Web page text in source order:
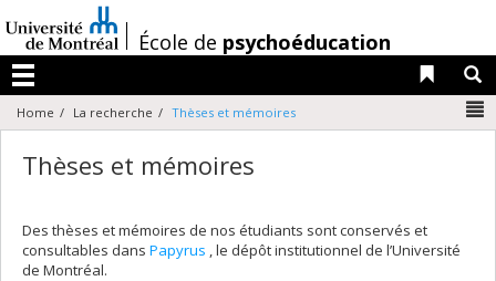
au
contenu
/École de psychoéducation
Menu
Liens
Home La recherche Thèses et mémoires
Thèses et mémoires
Des thèses et mémoires de nos étudiants sont conservés et
consultables dans Papyrus , le dépôt institutionnel de l’Université
de Montréal.